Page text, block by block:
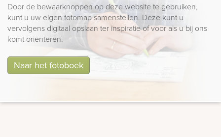
Door de bewaarknoppen op deze website te gebruiken,
kunt u uw eigen fotomap samenstellen. Deze kunt u
vervolgens digitaal opslaan ter inspiratie of voor als u bij ons
komt oriënteren.
Naar het fotoboek